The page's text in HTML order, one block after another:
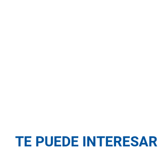
TE PUEDE INTERESAR